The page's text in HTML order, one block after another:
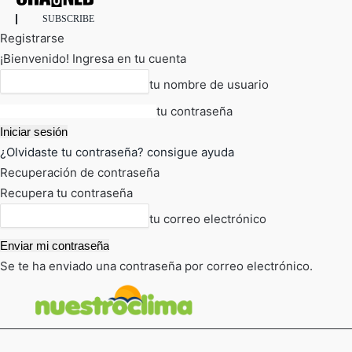
SUBSCRIBE
Registrarse
¡Bienvenido! Ingresa en tu cuenta
tu nombre de usuario
tu contraseña
¿Olvidaste tu contraseña? consigue ayuda
Recuperación de contraseña
Recupera tu contraseña
tu correo electrónico
Se te ha enviado una contraseña por correo electrónico.